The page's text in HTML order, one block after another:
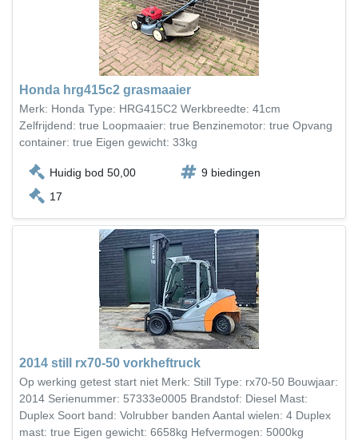
Honda hrg415c2 grasmaaier
Merk: Honda Type: HRG415C2 Werkbreedte: 41cm
Zelfrijdend: true Loopmaaier: true Benzinemotor: true Opvang
container: true Eigen gewicht: 33kg
Huidig bod 50,00
9 biedingen
17
2014 still rx70-50 vorkheftruck
Op werking getest start niet Merk: Still Type: rx70-50 Bouwjaar:
2014 Serienummer: 57333e0005 Brandstof: Diesel Mast:
Duplex Soort band: Volrubber banden Aantal wielen: 4 Duplex
mast: true Eigen gewicht: 6658kg Hefvermogen: 5000kg